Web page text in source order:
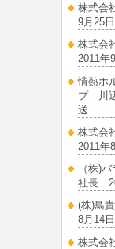
株式会
9月25
株式会
2011年
情熱ホ
プ 川
送
株式会
2011年
（株)
社長
(株)鳥
8月14
株式会